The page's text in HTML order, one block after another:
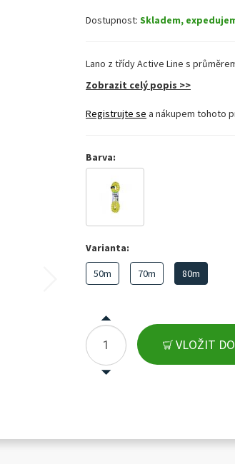
Dostupnost: Skladem,
Lano z třídy Active Line s
Zobrazit celý popis >>
Registrujte se a nákupem tohoto
Barva:
Varianta:
50m
70m 80m
VLOŽIT